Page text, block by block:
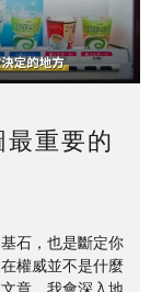
重要的
石，也是斷定你
權威並不是什麼
章，我會深入地